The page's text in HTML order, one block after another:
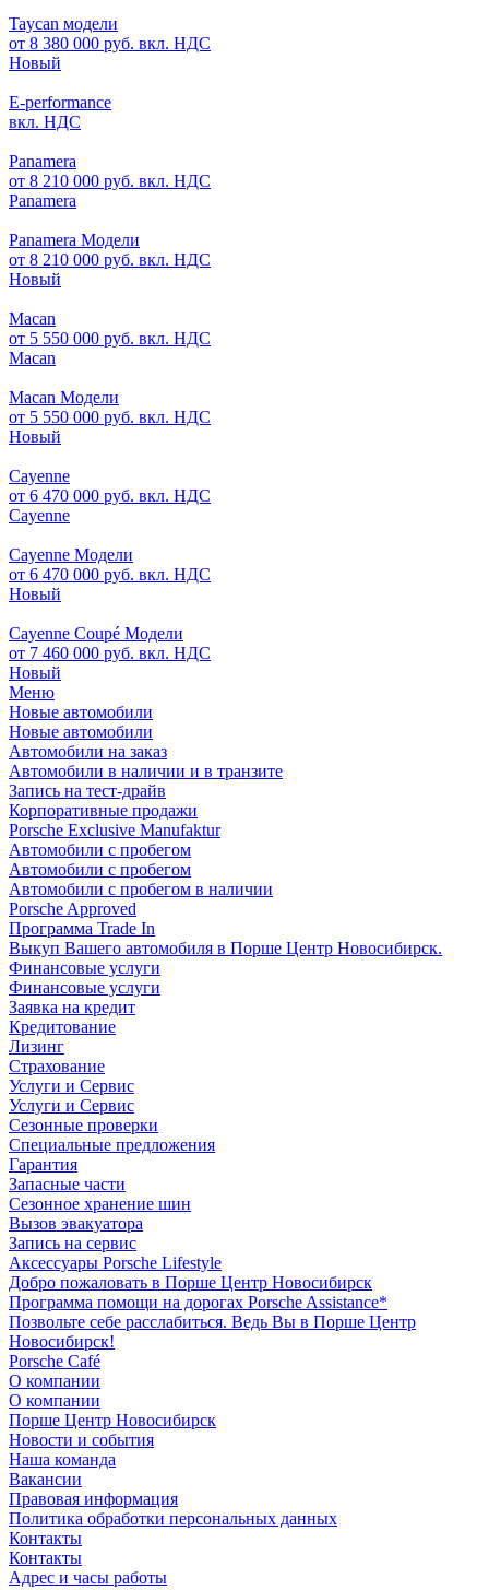
Taycan модели
от 8 380 000 руб. вкл. НДС
Новый
E-performance
вкл. НДС
Panamera
от 8 210 000 руб. вкл. НДС
Panamera
Panamera Модели
от 8 210 000 руб. вкл. НДС
Новый
Macan
от 5 550 000 руб. вкл. НДС
Macan
Macan Модели
от 5 550 000 руб. вкл. НДС
Новый
Cayenne
от 6 470 000 руб. вкл. НДС
Cayenne
Cayenne Модели
от 6 470 000 руб. вкл. НДС
Новый
Cayenne Coupé Модели
от 7 460 000 руб. вкл. НДС
Новый
Меню
Новые автомобили
Новые автомобили
Автомобили на заказ
Автомобили в наличии и в транзите
Запись на тест-драйв
Корпоративные продажи
Porsche Exclusive Manufaktur
Автомобили с пробегом
Автомобили с пробегом
Автомобили с пробегом в наличии
Porsche Approved
Программа Trade In
Выкуп Вашего автомобиля в Порше Центр Новосибирск.
Финансовые услуги
Финансовые услуги
Заявка на кредит
Кредитование
Лизинг
Страхование
Услуги и Сервис
Услуги и Сервис
Сезонные проверки
Специальные предложения
Гарантия
Запасные части
Сезонное хранение шин
Вызов эвакуатора
Запись на сервис
Аксессуары Porsche Lifestyle
Добро пожаловать в Порше Центр Новосибирск
Программа помощи на дорогах Porsche Assistance*
Позвольте себе расслабиться. Ведь Вы в Порше Центр
Новосибирск!
Porsche Café
О компании
О компании
Порше Центр Новосибирск
Новости и события
Наша команда
Вакансии
Правовая информация
Политика обработки персональных данных
Контакты
Контакты
Адрес и часы работы